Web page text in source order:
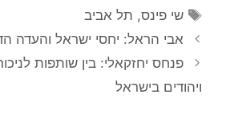
תגיות
שי פינס, תל אביב
אבי הראל: יחסי ישראל והעדה
פנחס יחזקאלי: בין שותפות
ויהודים בישראל